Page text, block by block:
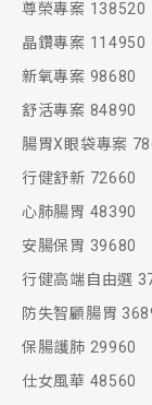
尊榮專案 138520
晶鑽專案 114950
新氧專案 98680
舒活專案 84890
腸胃X眼袋專案
行健舒新 72660
心肺腸胃 48390
安腸保胃 39680
行健高端自由選
防失智顧腸胃
保腸護肺 29960
仕女風華 48560